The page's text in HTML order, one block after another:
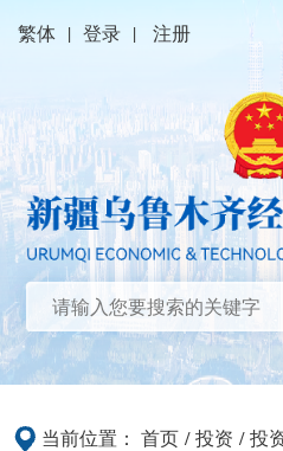
繁体 | 登录 | 注册
当前位置： 首页 /投资 /投